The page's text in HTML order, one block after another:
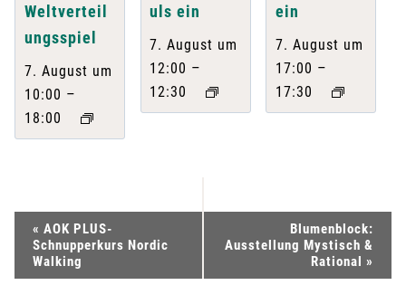
Weltverteil
ungsspiel
7. August um
10:00 –
18:00
uls ein
7. August um
12:00 –
12:30
ein
7. August um
17:00 –
17:30
« AOK PLUS-
Schnupperkurs Nordic
Walking
Blumenblock:
Ausstellung Mystisch &
Rational »